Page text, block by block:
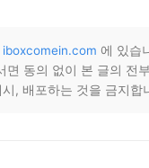
iboxcomein.com 에 있습
면 동의 없이 본 글의 전
, 배포하는 것을 금지합